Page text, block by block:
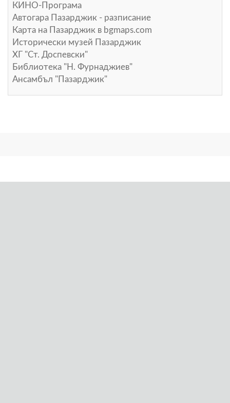
КИНО-Програма
Автогара Пазарджик - разписание
Карта на Пазарджик в bgmaps.com
Исторически музей Пазарджик
ХГ "Ст. Доспевски"
Библиотека "Н. Фурнаджиев"
Ансамбъл "Пазарджик"